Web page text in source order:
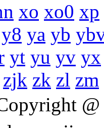
xo xo0 xp
y8 ya yb
yt yu yv yx
zjk zk zl zm